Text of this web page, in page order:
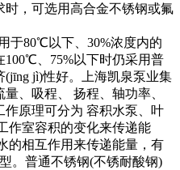
，可选用高合金不锈钢或氟
80℃以下、30%浓度内的
、75%以下时仍采用普
jì)性好。上海凯泉泵业集
、吸程、 扬程、轴功率、
原理可分为 容积水泵、叶
作室容积的变化来传递能
的相互作用来传递能量，有
。普通不锈钢(不锈耐酸钢)